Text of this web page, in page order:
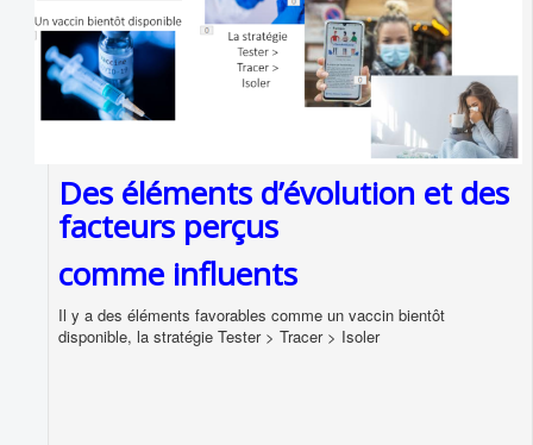
Des éléments d’évolution et des
facteurs perçus
comme influents
Il y a des éléments favorables comme un vaccin bientôt
disponible, la stratégie Tester > Tracer > Isoler